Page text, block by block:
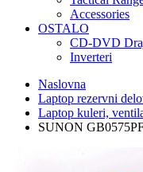
Accessories
OSTALO
CD-DVD
Inverteri
Naslovna
Laptop rezervni
Laptop kuleri,
SUNON